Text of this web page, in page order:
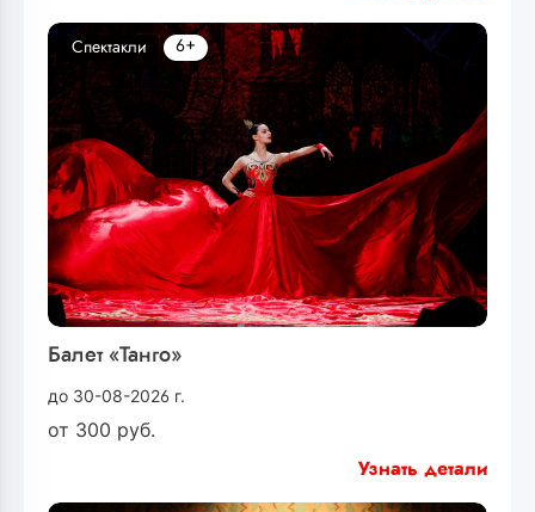
Балет «Танго»
до 30-08-2026 г.
от 300 руб.
Спектакли 6+
Узнать детали